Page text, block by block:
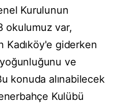
Kurulunun
okulumuz var,
Kadıköy'e giderken
ve
konuda alınabilecek
Kulübü